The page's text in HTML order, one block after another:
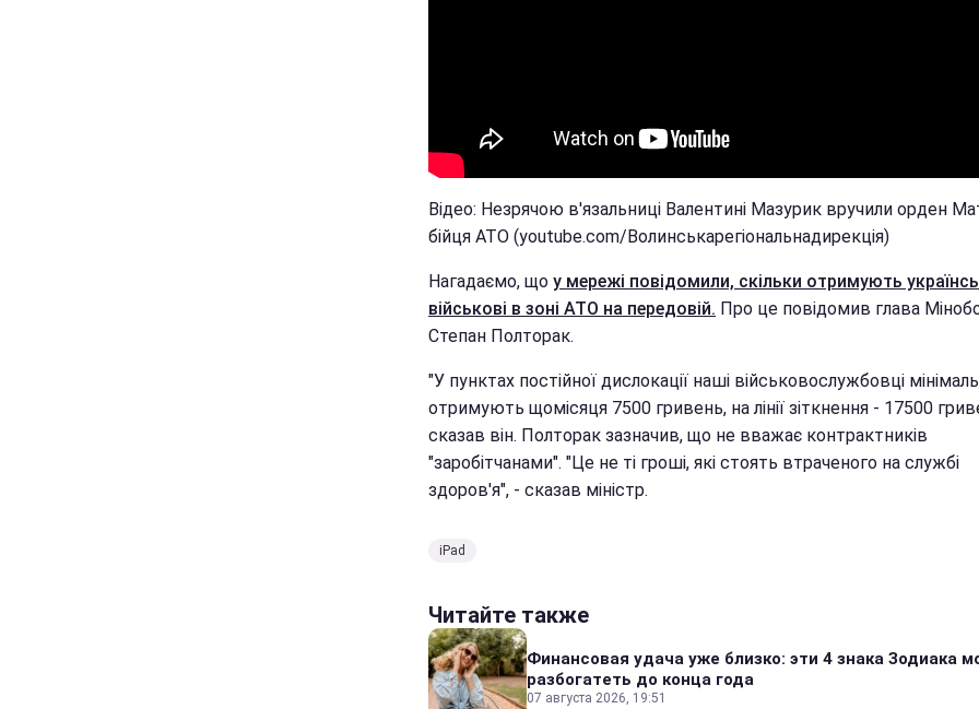
Відео: Незрячою в'язальниці Валентині Мазурик вручили орден
бійця АТО (youtube.com/Волинськарегіональнадирекція)
Нагадаємо, що у мережі повідомили, скільки отримують
військові в зоні АТО на передовій. Про це повідомив глава
Степан Полторак.
"У пунктах постійної дислокації наші військовослужбовці
отримують щомісяця 7500 гривень, на лінії зіткнення - 17500
сказав він. Полторак зазначив, що не вважає контрактників
"заробітчанами". "Це не ті гроші, які стоять втраченого на службі
здоров'я", - сказав міністр.
iPad
Читайте также
Финансовая удача уже близко: эти 4 знака Зодиака
разбогатеть до конца года
07 августа 2026, 19:51